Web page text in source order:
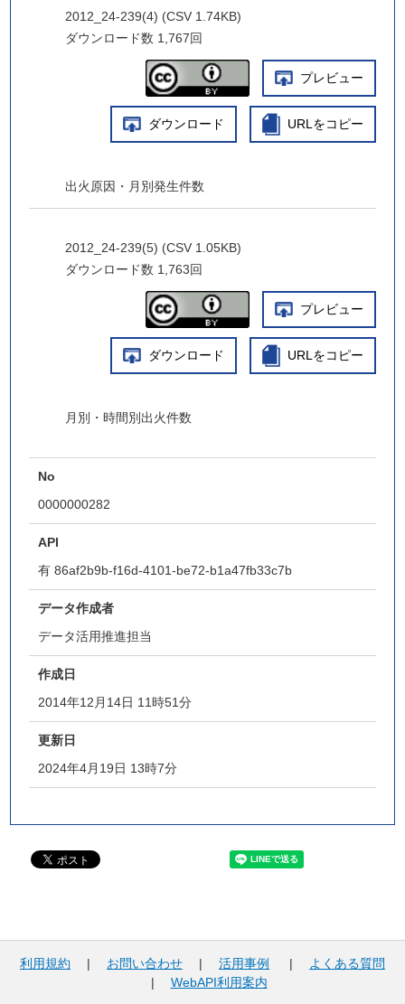
2012_24-239(4) (CSV 1.74KB)
ダウンロード数 1,767回
プレビュー
ダウンロード URLをコピー
出火原因・月別発生件数
2012_24-239(5) (CSV 1.05KB)
ダウンロード数 1,763回
プレビュー
ダウンロード URLをコピー
月別・時間別出火件数
No
0000000282
API
有 86af2b9b-f16d-4101-be72-b1a47fb33c7b
データ作成者
データ活用推進担当
作成日
2014年12月14日 11時51分
更新日
2024年4月19日 13時7分
利用規約 | お問い合わせ | 活用事例 |
よくある質問
| WebAPI利用案内